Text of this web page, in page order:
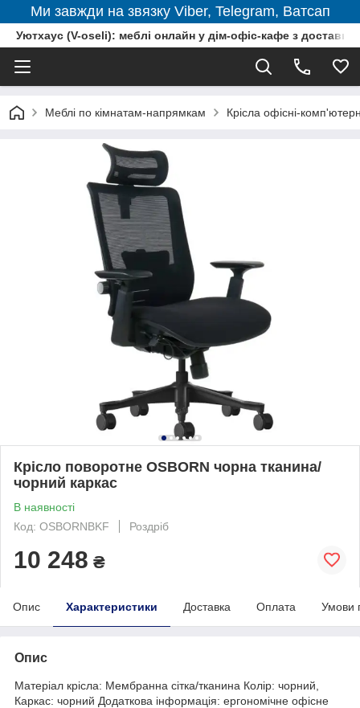
Ми завжди на звязку Viber, Telegram, Ватсап
Уютхаус (V-oseli): меблі онлайн у дім-офіс-кафе з
Меблі по кімнатам-напрямкам Крісла офісні-
Крісло поворотне OSBORN чорна тканина/
чорний каркас
В наявності
Код: OSBORNBKF
Роздріб
10 248 ₴
Опис Характеристики Доставка Оплата Умови
Опис
Матеріал крісла: Мембранна сітка/тканина Колір: чорний,
Каркас: чорний Додаткова інформація: ергономічне офісне